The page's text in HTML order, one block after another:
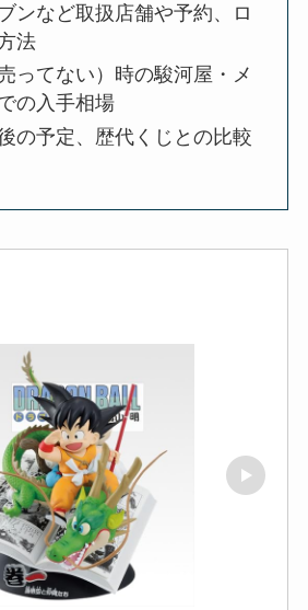
ンなど取扱店舗や予約、ロ
法
ってない）時の駿河屋・メ
の入手相場
の予定、歴代くじとの比較